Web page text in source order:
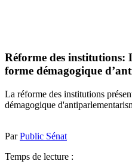
Réforme des institutions:
forme démagogique
La réforme des institutions
démagogique
ParPublic Sénat
Temps de lecture :